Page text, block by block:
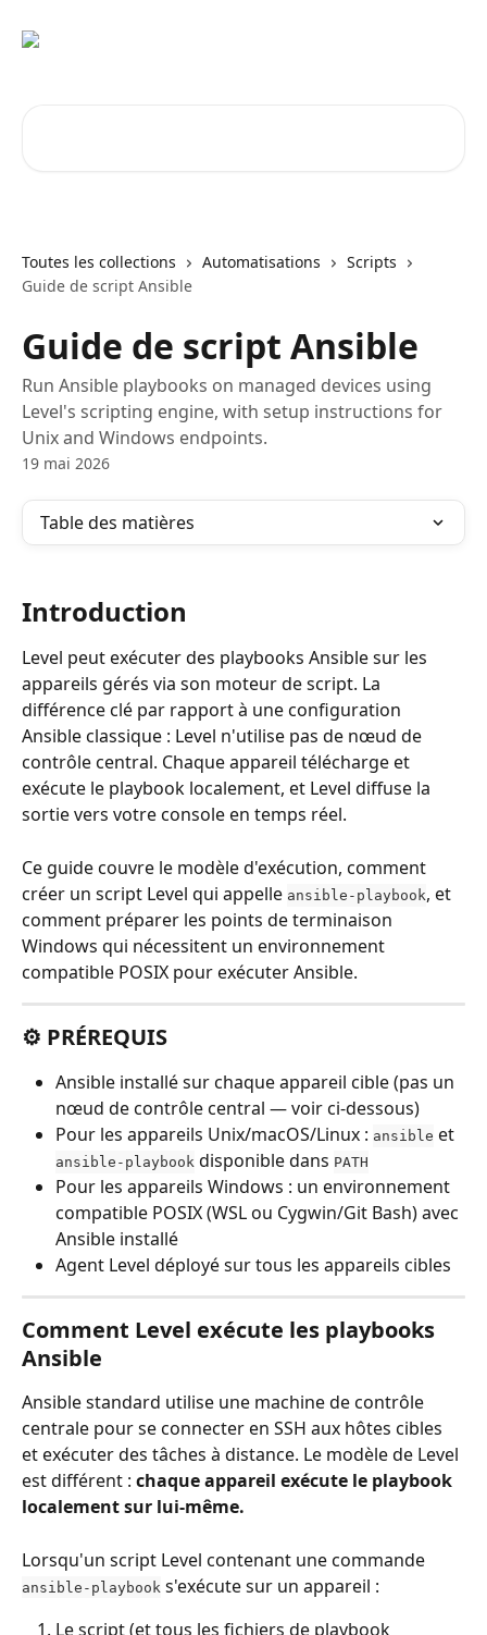
Toutes les collections Automatisations
Scripts
Guide de script Ansible
Guide de script Ansible
Run Ansible playbooks on managed devices using
Level's scripting engine, with setup instructions for
Unix and Windows endpoints.
19 mai 2026
Table des matières
Introduction
Level peut exécuter des playbooks Ansible sur les
appareils gérés via son moteur de script. La
différence clé par rapport à une configuration
Ansible classique : Level n'utilise pas de nœud de
contrôle central. Chaque appareil télécharge et
exécute le playbook localement, et Level diffuse la
sortie vers votre console en temps réel.
Ce guide couvre le modèle d'exécution, comment
créer un script Level qui appelle ansible-playbook, et
comment préparer les points de terminaison
Windows qui nécessitent un environnement
compatible POSIX pour exécuter Ansible.
⚙️ PRÉREQUIS
Ansible installé sur chaque appareil cible (pas un
nœud de contrôle central — voir ci-dessous)
Pour les appareils Unix/macOS/Linux : ansible et
ansible-playbook disponible dans PATH
Pour les appareils Windows : un environnement
compatible POSIX (WSL ou Cygwin/Git Bash) avec
Ansible installé
Agent Level déployé sur tous les appareils cibles
Comment Level exécute les playbooks
Ansible
Ansible standard utilise une machine de contrôle
centrale pour se connecter en SSH aux hôtes cibles
et exécuter des tâches à distance. Le modèle de Level
est différent : chaque appareil exécute le playbook
localement sur lui-même.
Lorsqu'un script Level contenant une commande
ansible-playbook s'exécute sur un appareil :
Le script (et tous les fichiers de playbook